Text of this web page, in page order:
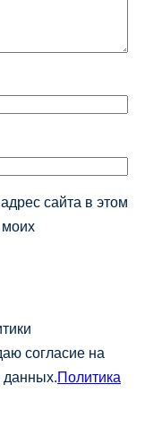
сайта в этом
согласие на
Политика